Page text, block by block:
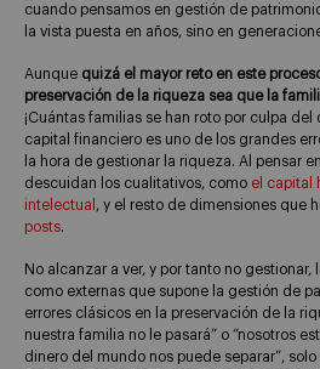
cuando pensamos en gestión de
la vista puesta en años, sino en
Aunque quizá el mayor reto en este
preservación de la riqueza sea que la
¡Cuántas familias se han roto por culpa del
capital financiero es uno de los grandes
la hora de gestionar la riqueza. Al pensar
descuidan los cualitativos, como el capital
intelectual , y el resto de dimensiones que
posts.
No alcanzar a ver, y por tanto no
como externas que supone la gestión de
errores clásicos en la preservación de la
nuestra familia no le pasará” o “nosotros
dinero del mundo nos puede separar”,